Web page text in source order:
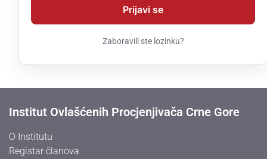
Zaboravili ste lozinku?
Institut Ovlašćenih Procjenjivača Crne Gore
O Institutu
Registar članova